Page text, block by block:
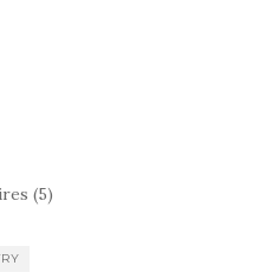
(5)